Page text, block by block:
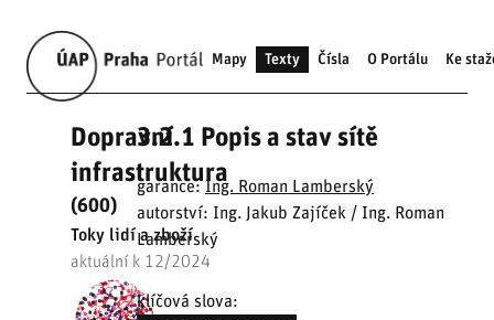
Mapy Texty Čísla O Portálu Ke
Dopravní
infrastruktura
(600)
Toky lidí a zboží
aktuální k 12/2024
3.2.1 Popis a stav sítě
garance:Ing. Roman Lamberský
autorství: Ing. Jakub Zajíček / Ing. Roman
Lamberský
klíčová slova: